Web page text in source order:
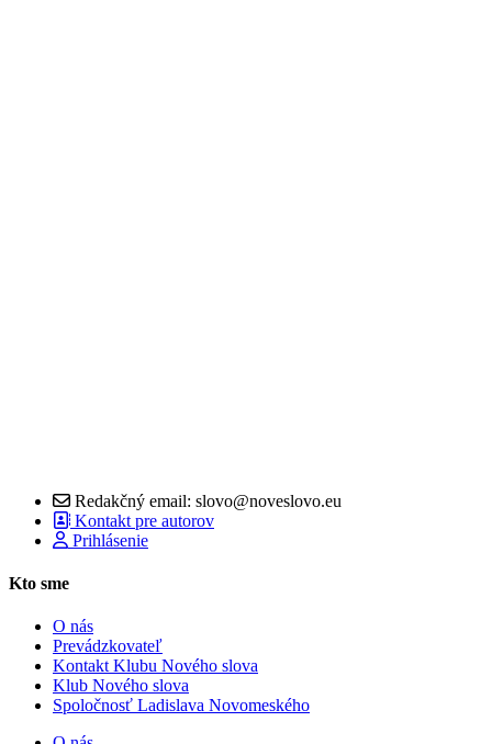
Redakčný email: slovo@noveslovo.eu
Kontakt pre autorov
Prihlásenie
Kto sme
O nás
Prevádzkovateľ
Kontakt Klubu Nového slova
Klub Nového slova
Spoločnosť Ladislava Novomeského